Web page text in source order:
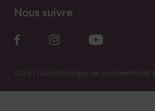
Nous suivre
CGV | CGU | Politique de confidentialité